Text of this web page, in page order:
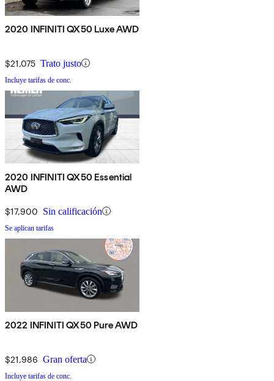
2020 INFINITI QX50 Luxe AWD
$21,075 Trato justo
Incluye tarifas de conc.
2020 INFINITI QX50 Essential
AWD
$17,900 Sin calificación
Se aplican tarifas
2022 INFINITI QX50 Pure AWD
$21,986 Gran oferta
Incluye tarifas de conc.